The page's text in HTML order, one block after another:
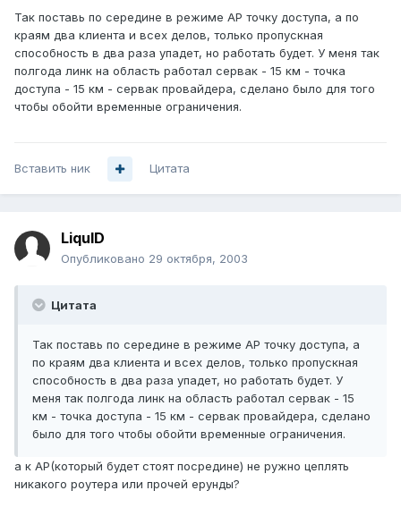
Так поставь по середине в режиме АР точку доступа, а по
краям два клиента и всех делов, только пропускная
способность в два раза упадет, но работать будет. У меня так
полгода линк на область работал сервак - 15 км - точка
доступа - 15 км - сервак провайдера, сделано было для того
чтобы обойти временные ограничения.
Вставить ник Цитата
LiquID
Опубликовано 29 октября, 2003
Цитата
Так поставь по середине в режиме АР точку доступа, а
по краям два клиента и всех делов, только пропускная
способность в два раза упадет, но работать будет. У
меня так полгода линк на область работал сервак - 15
км - точка доступа - 15 км - сервак провайдера, сделано
было для того чтобы обойти временные ограничения.
а к AP(который будет стоят посредине) не ружно цеплять
никакого роутера или прочей ерунды?